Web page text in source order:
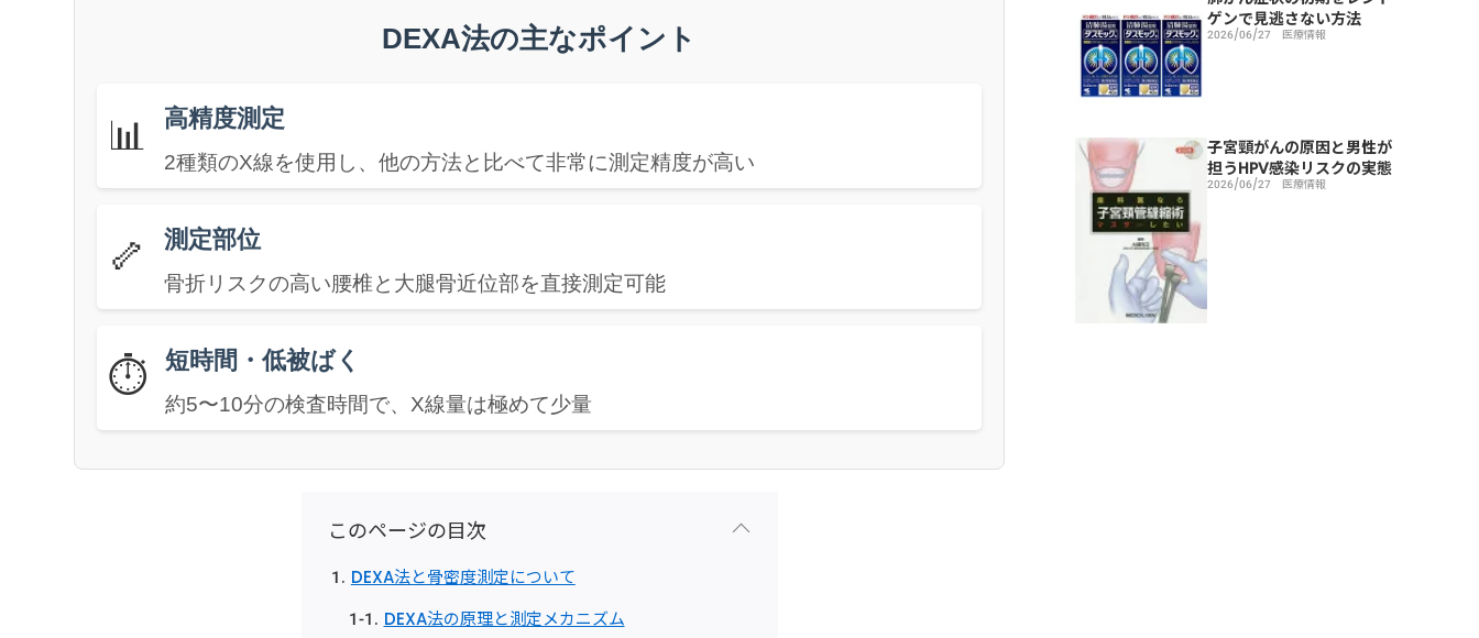
DEXA法の主なポイント
📊 高精度測定
2種類のX線を使用し、他の方法と比べて非常に測定精度が高い
🦴 測定部位
骨折リスクの高い腰椎と大腿骨近位部を直接測定可能
⏱️ 短時間・低被ばく
約5〜10分の検査時間で、X線量は極めて少量
このページの目次
DEXA法と骨密度測定について
DEXA法の原理と測定メカニズム
ゲンで見逃さない方法
2026/06/27 医療情報
子宮頸がんの原因と男性が
担うHPV感染リスクの実態
2026/06/27 医療情報